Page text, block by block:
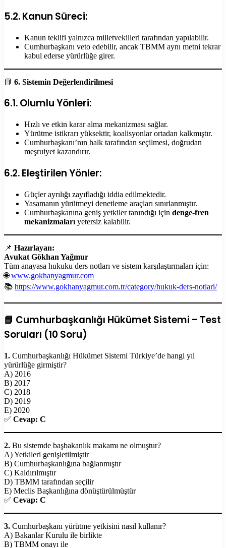
5.2. Kanun Süreci:
Kanun teklifi yalnızca milletvekilleri tarafından yapılabilir.
Cumhurbaşkanı veto edebilir, ancak TBMM aynı metni tekrar
kabul ederse yürürlüğe girer.
📘 6. Sistemin Değerlendirilmesi
6.1. Olumlu Yönleri:
Hızlı ve etkin karar alma mekanizması sağlar.
Yürütme istikrarı yüksektir, koalisyonlar ortadan kalkmıştır.
Cumhurbaşkanı’nın halk tarafından seçilmesi, doğrudan
meşruiyet kazandırır.
6.2. Eleştirilen Yönler:
Güçler ayrılığı zayıfladığı iddia edilmektedir.
Yasamanın yürütmeyi denetleme araçları sınırlanmıştır.
Cumhurbaşkanına geniş yetkiler tanındığı için denge-fren
mekanizmaları yetersiz kalabilir.
📌 Hazırlayan:
Avukat Gökhan Yağmur
Tüm anayasa hukuku ders notları ve sistem karşılaştırmaları için:
🌐www.gokhanyagmur.com
📚 https://www.gokhanyagmur.com.tr/category/hukuk-ders-notlari/
📘 Cumhurbaşkanlığı Hükümet Sistemi – Test
Soruları (10 Soru)
1. Cumhurbaşkanlığı Hükümet Sistemi Türkiye’de hangi yıl
yürürlüğe girmiştir?
A) 2016
B) 2017
C) 2018
D) 2019
E) 2020
✅ Cevap: C
2. Bu sistemde başbakanlık makamı ne olmuştur?
A) Yetkileri genişletilmiştir
B) Cumhurbaşkanlığına bağlanmıştır
C) Kaldırılmıştır
D) TBMM tarafından seçilir
E) Meclis Başkanlığına dönüştürülmüştür
✅ Cevap: C
3. Cumhurbaşkanı yürütme yetkisini nasıl kullanır?
A) Bakanlar Kurulu ile birlikte
B) TBMM onayı ile